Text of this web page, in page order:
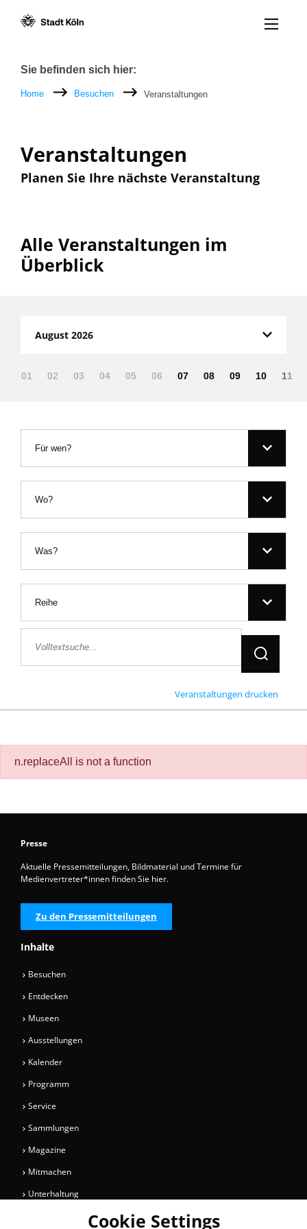
Menü
Breadcrumb
Sie befinden sich hier:
Home Besuchen Veranstaltungen
Veranstaltungen
Planen Sie Ihre nächste Veranstaltung
Alle Veranstaltungen im
Überblick
August 2026
01 02 03 04 05 06 07 08 09 10 11
Für wen?
Wo?
Was?
Reihe
Jetzt
Veranstaltungen drucken
n.replaceAll is not a function
Presse
Aktuelle Pressemitteilungen, Bildmaterial und Termine für
Medienvertreter*innen finden Sie hier.
Zu den Pressemitteilungen
Inhalte
Besuchen
Entdecken
Museen
Ausstellungen
Kalender
Programm
Service
Sammlungen
Magazine
Mitmachen
Unterhaltung
Cookie Settings